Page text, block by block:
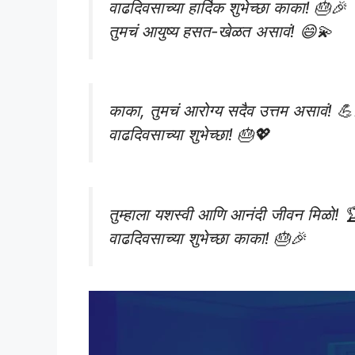
वाढदिवसाच्या हार्दिक शुभेच्छा काका! 🎂🎉
तुमचं आयुष्य हसत-खेळत असावं! 😄💫
काका, तुमचं आरोग्य सदैव उत्तम असावं!
वाढदिवसाच्या शुभेच्छा! 🎂💖
तुम्हाला यशस्वी आणि आनंदी जीवन मिळो!
वाढदिवसाच्या शुभेच्छा काका! 🎂🎉